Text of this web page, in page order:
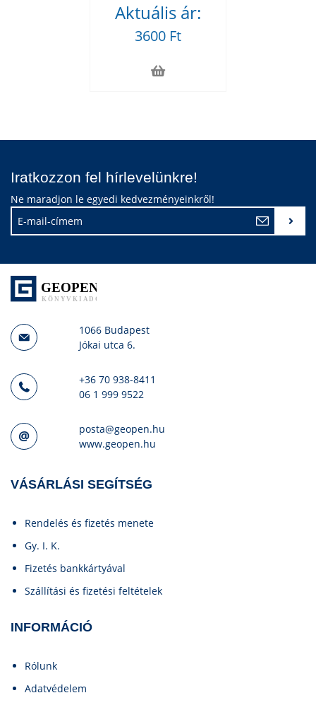
Aktuális ár:
3600 Ft
Iratkozzon fel hírlevelünkre!
Ne maradjon le egyedi kedvezményeinkről!
1066 Budapest
Jókai utca 6.
+36 70 938-8411
06 1 999 9522
posta@geopen.hu
www.geopen.hu
VÁSÁRLÁSI SEGÍTSÉG
Rendelés és fizetés menete
Gy. I. K.
Fizetés bankkártyával
Szállítási és fizetési feltételek
INFORMÁCIÓ
Rólunk
Adatvédelem